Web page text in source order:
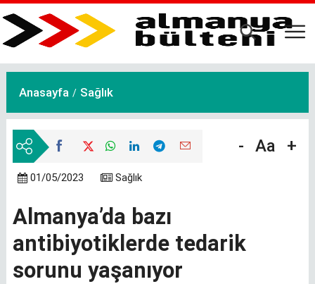
Ana
içeriğe
Anasayfa Sağlık
- Aa +
01/05/2023 Sağlık
Almanya’da bazı
antibiyotiklerde tedarik
sorunu yaşanıyor